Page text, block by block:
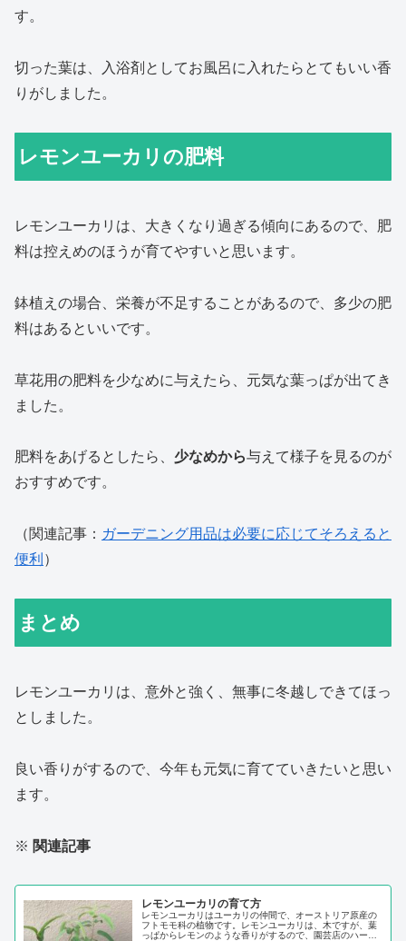
す。
切った葉は、入浴剤としてお風呂に入れたらとてもいい香
りがしました。
レモンユーカリの肥料
レモンユーカリは、大きくなり過ぎる傾向にあるので、肥
料は控えめのほうが育てやすいと思います。
鉢植えの場合、栄養が不足することがあるので、多少の肥
料はあるといいです。
草花用の肥料を少なめに与えたら、元気な葉っぱが出てき
ました。
肥料をあげるとしたら、 少なめから与えて様子を見るのが
おすすめです。
（関連記事： ガーデニング用品は必要に応じてそろえると
便利 ）
まとめ
レモンユーカリは、意外と強く、無事に冬越しできてほっ
としました。
良い香りがするので、今年も元気に育てていきたいと思い
ます。
※ 関連記事
レモンユーカリの育て方
レモンユーカリはユーカリの仲間で、オーストリア原産の
フトモモ科の植物です。レモンユーカリは、木ですが、葉
っぱからレモンのような香りがするので、園芸店のハーブ